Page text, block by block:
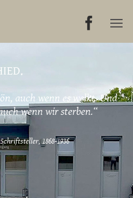
auch wenn es welkt. Und
wenn wir sterben.“
1868-1936